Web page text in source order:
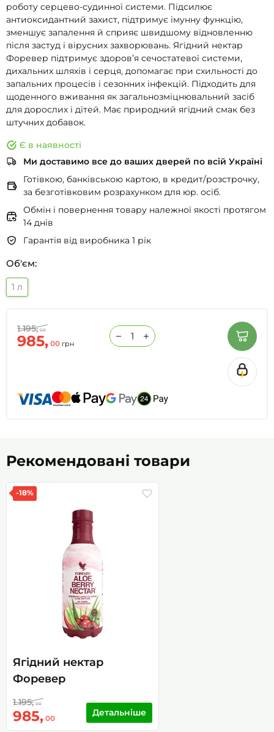
роботу серцево-судинної системи. Підсилює
антиоксидантний захист, підтримує імунну функцію,
зменшує запалення й сприяє швидшому відновленню
після застуд і вірусних захворювань. Ягідний нектар
Форевер підтримує здоров’я сечостатевої системи,
дихальних шляхів і серця, допомагає при схильності до
запальних процесів і сезонних інфекцій. Підходить для
щоденного вживання як загальнозміцнювальний засіб
для дорослих і дітей. Має природний ягідний смак без
штучних добавок.
Є в наявності
Ми доставимо все до ваших дверей по всій Україні
Готівкою, банківською картою, в кредит/розстрочку,
за безготівковим розрахунком для юр. осіб.
Обмін і повернення товару належної якості протягом
14 днів
Гарантія від виробника 1 рік
Об'єм:
1 л
985, 00 грн
1 195, 00
Рекомендовані товари
-18%
Ягідний нектар
Форевер
985, 00
1 195, 00
Детальніше